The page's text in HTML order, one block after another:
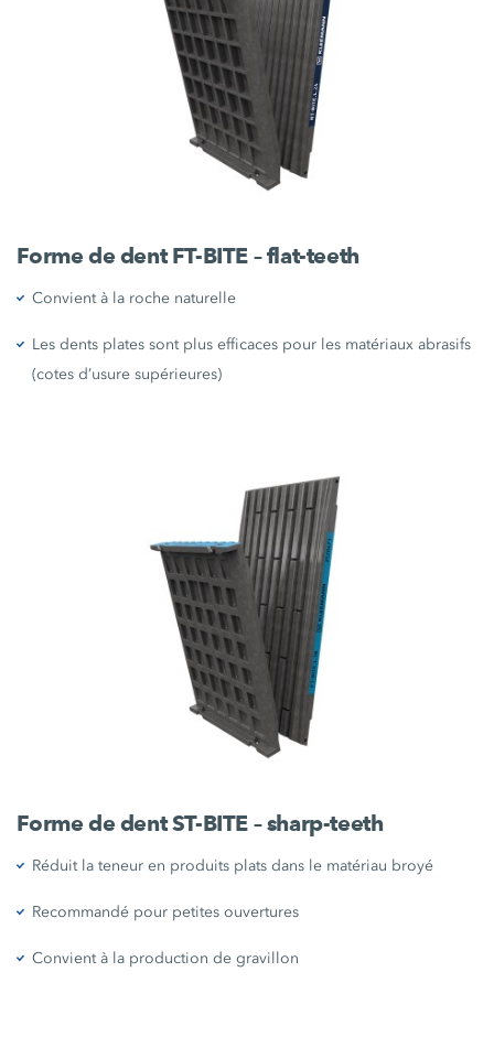
Forme de dent FT-BITE – flat-teeth
Convient à la roche naturelle
Les dents plates sont plus efficaces pour les matériaux abrasifs
(cotes d’usure supérieures)
Forme de dent ST-BITE – sharp-teeth
Réduit la teneur en produits plats dans le matériau broyé
Recommandé pour petites ouvertures
Convient à la production de gravillon